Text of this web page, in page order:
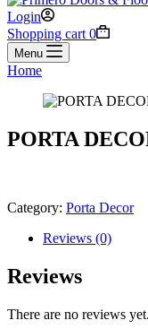
Login
Shopping cart 0
Menu
Home
PORTA
Category: Porta Decor
Reviews (0)
Reviews
There are no reviews yet.